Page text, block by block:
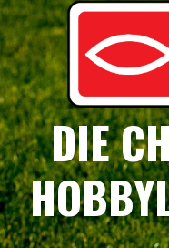
Springe
zum
Inhalt
DIE